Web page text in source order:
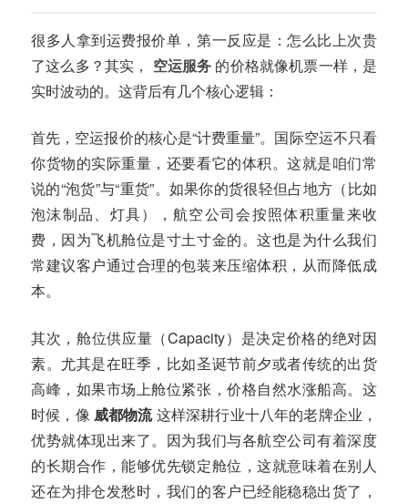
很多人拿到运费报价单，第一反应是：怎么比上次贵
了这么多？其实， 空运服务 的价格就像机票一样，是
实时波动的。这背后有几个核心逻辑：
首先，空运报价的核心是“计费重量”。国际空运不只看
你货物的实际重量，还要看它的体积。这就是咱们常
说的“泡货”与“重货”。如果你的货很轻但占地方（比如
泡沫制品、灯具），航空公司会按照体积重量来收
费，因为飞机舱位是寸土寸金的。这也是为什么我们
常建议客户通过合理的包装来压缩体积，从而降低成
本。
其次，舱位供应量（Capacity）是决定价格的绝对因
素。尤其是在旺季，比如圣诞节前夕或者传统的出货
高峰，如果市场上舱位紧张，价格自然水涨船高。这
时候，像 威都物流这样深耕行业十八年的老牌企业，
优势就体现出来了。因为我们与各航空公司有着深度
的长期合作，能够优先锁定舱位，这就意味着在别人
还在为排仓发愁时，我们的客户已经能稳稳出货了，